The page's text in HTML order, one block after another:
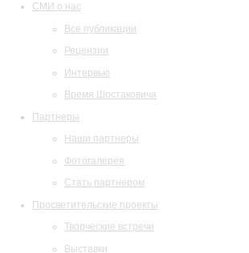
СМИ о нас
Все публикации
Рецензии
Интервью
Время Шостаковича
Партнеры
Наши партнеры
Фотогалерея
Стать партнером
Просветительские проекты
Творческие встречи
Выставки